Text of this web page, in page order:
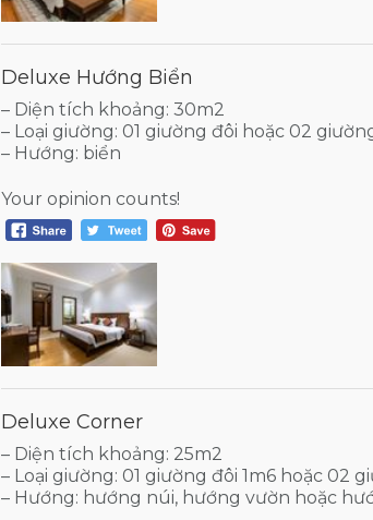
Deluxe Hướng Biển
– Diện tích khoảng: 30m2
– Loại giường: 01 giường đôi hoặc 02
– Hướng: biển
Your opinion counts!
Deluxe Corner
– Diện tích khoảng: 25m2
– Loại giường: 01 giường đôi 1m6 hoặc 02
– Hướng: hướng núi, hướng vườn hoặc